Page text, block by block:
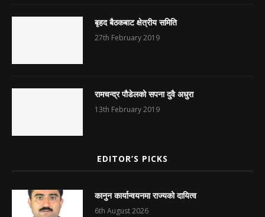
बृहद बैठकबाट क्षेत्रीय समिति
27th February 2019
रामचन्द्र पौडेलको सपना दुवै अधुरा
13th February 2019
EDITOR’S PICKS
कानुन कार्यान्वयनमा राज्यको दायित्व
6th August 2026